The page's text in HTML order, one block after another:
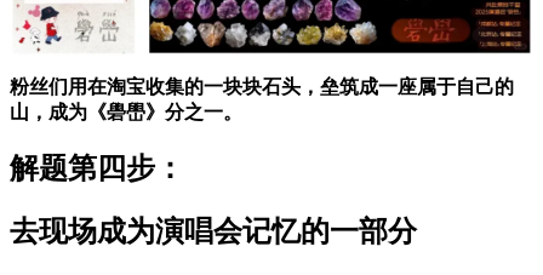
粉丝们用在淘宝收集的一块块石头，垒筑成一座属于自己的
山，成为《礐嶨》分之一。
解题第四步：
去现场成为演唱会记忆的一部分